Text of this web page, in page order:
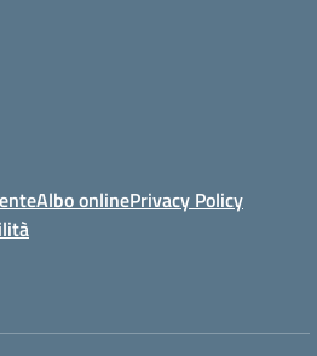
Albo onlinePrivacy Policy